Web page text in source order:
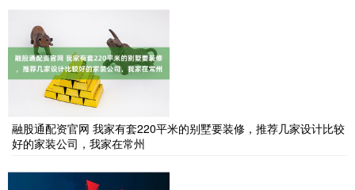
融股通配资官网 我家有套220平米的别墅要装修，推荐几家设计比较
好的家装公司，我家在常州